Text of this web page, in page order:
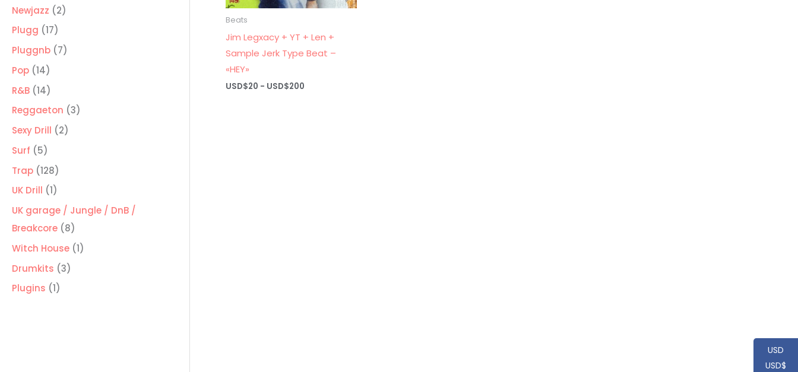
productos
Newjazz 22
Plugg 1717
productos
Pluggnb 77
Pop 1414
productos
R&B 1414
productos
Reggaeton 33
Sexy Drill 22
Surf 55
productos
Trap 128128
productos
UK Drill 11
producto
UK garage / Jungle / DnB /
Breakcore
88
productos
Witch House 11
Drumkits 33
Plugins 11
Beats
Jim Legxacy + YT + Len +
Sample Jerk Type Beat –
«HEY»
USD$20 - USD$200Rango
USD
USD$